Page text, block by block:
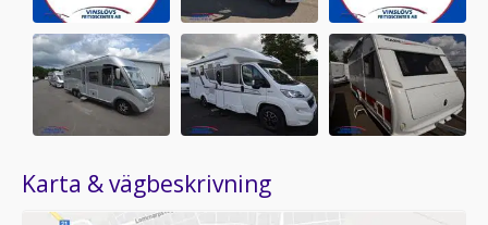
Karta & vägbeskrivning